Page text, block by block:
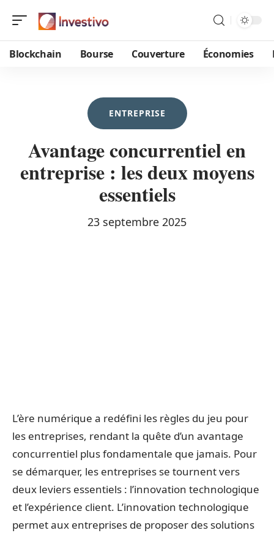
Blockchain Bourse Couverture Économies
ENTREPRISE
Avantage concurrentiel en
entreprise : les deux moyens
essentiels
23 septembre 2025
L’ère numérique a redéfini les règles du jeu pour
les entreprises, rendant la quête d’un avantage
concurrentiel plus fondamentale que jamais. Pour
se démarquer, les entreprises se tournent vers
deux leviers essentiels : l’innovation technologique
et l’expérience client. L’innovation technologique
permet aux entreprises de proposer des solutions